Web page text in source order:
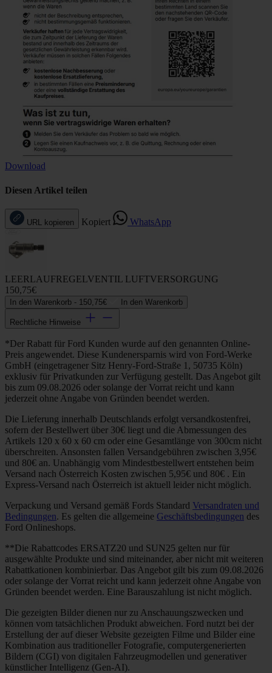
Download
Diesen Artikel teilen
URL kopieren Kopiert WhatsApp
LEERLAUFREGELVENTIL LUFTVERSORGUNG
150,75€
In den Warenkorb - 150,75€ In den Warenkorb
Rechtliche Hinweise
*Der Rabatt für Ford Kunden wurde auf den genannten Online-
Preis angewendet. Diese Kundenersparnis wird von Ford-Werke
GmbH (eingetragener Sitz Henry-Ford-Straße 1, 50735 Köln)
exklusiv für Privatkunden zur Verfügung gestellt. Das Angebot gilt
bis zum 09.08.2026 oder solange der Vorrat reicht und kann
jederzeit ohne Angabe von Gründen beendet werden.
Die Lieferung innerhalb Deutschlands erfolgt versandkostenfrei,
sofern der Bestellwert über 30€ liegt und die Abmessungen des
Artikels 120 x 60 x 60 cm oder eine Gesamtlänge von 300cm nicht
überschreiten. Ansonsten fallen Versandgebühren zwischen 3,95€
und 80€ an. Unabhängig vom Mindestbestellwert entstehen beim
Versand nach Österreich Kosten zwischen 5,95€ und 80€ . Ein
Express-Versand nach Österreich ist aktuell leider nicht möglich.
Verpackung und Versand gemäß Fords Standard Versandraten und
Bedingungen. Es gelten die allgemeine Geschäftsbedingungen des
Ford Onlineshops.
**Die Rabattcodes ERSATZ20 und SUN25 gelten nur für
ausgewählte Produkte und sind miteinander, aber nicht mit weiteren
Rabattkationen kombinierbar. Das Angebot gilt bis zum 09.08.2026
oder solange der Vorrat reicht und kann jederzeit ohne Angabe von
Gründen beendet werden. Eine Barauszahlung ist nicht möglich.
Die gezeigten Bilder dienen nur zu Anschauungszwecken und
können vom tatsächlichen Produkt abweichen. Ford nutzt bei der
Erstellung der auf dieser Website gezeigten Filme und Bilder eine
Kombination aus traditioneller Fotografie, computergenerierten
Bildern (CGI) von digitalen Fahrzeugmodellen und generativer
künstlicher Intelligenz (Gen-AI).